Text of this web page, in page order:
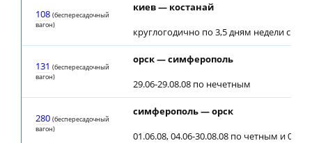
108 (беспересадочный
вагон)
киев — костанай
круглогодично по 3,5 дням недели с
131 (беспересадочный
вагон)
орск — симферополь
29.06-29.08.08 по нечетным
280 (беспересадочный
вагон)
симферополь — орск
01.06.08, 04.06-30.08.08 по четным и